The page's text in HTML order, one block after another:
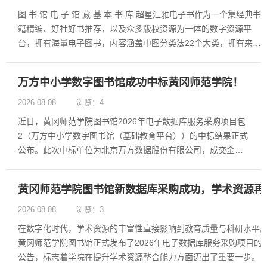
图 书 馆 电 子 馆 藏 基 本 书 库 超星汇雅电子书作为一个集经典书
籍精编、好社好书推荐，以及众多版权资源为一体的数字资源平
台，拥有海量电子图书，内容涵盖中图分类法22个大类，拥有来自
万方中小学数字图书馆成功中标黄冈师范学院！
2026-08-08 浏览：4
近日，黄冈师范学院图书馆2026年电子数据库服务采购项目包
2（万方中小学数字图书馆（基础教育平台））的中标结果正式
公布。此次中标单位为北京万方数据股份有限公司，成交金额
府，致力于提升图书馆的......
黄冈师范学院图书馆新数据库采购成功，学术资源
2026-08-08 浏览：3
在数字化时代，学术资源的丰富性直接影响到教育质量与科研水平
黄冈师范学院图书馆正式发布了2026年电子数据库服务采购项目的
公告，标志着学院在提升学术资源整合能力方面迈出了重要一步。